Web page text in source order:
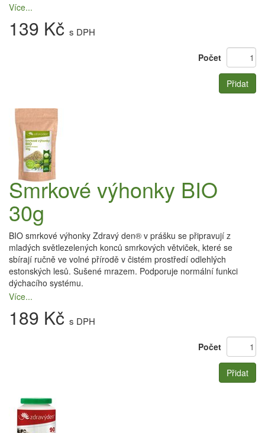
Více...
139 Kč s DPH
Počet
Přidat
Smrkové výhonky BIO
30g
BIO smrkové výhonky Zdravý den® v prášku se připravují z
mladých světlezelených konců smrkových větviček, které se
sbírají ručně ve volné přírodě v čistém prostředí odlehlých
estonských lesů. Sušené mrazem. Podporuje normální funkci
dýchacího systému.
Více...
189 Kč s DPH
Počet
Přidat